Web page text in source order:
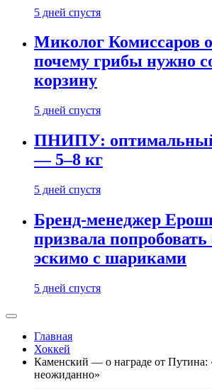
5 дней спустя
Миколог Комиссаров
почему грибы нужно
корзину
5 дней спустя
ПНИПУ: оптимальный
— 5–8 кг
5 дней спустя
Бренд-менеджер
призвала попробовать
эскимо с шариками
5 дней спустя
Главная
Хоккей
Каменский — о награде от Путина:
неожиданно»